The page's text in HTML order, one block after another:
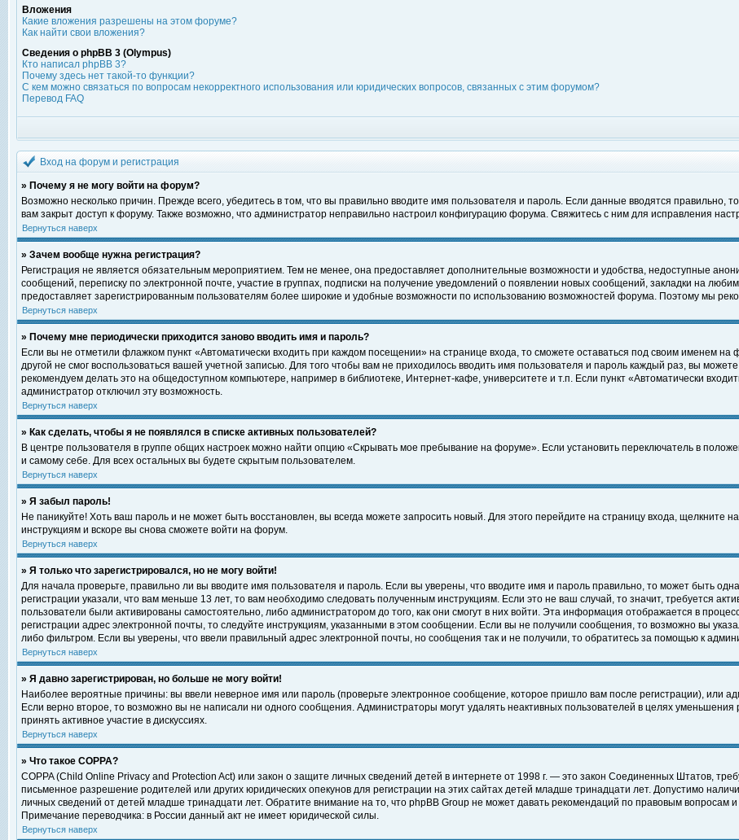
Вложения
Какие вложения разрешены на этом форуме?
Как найти свои вложения?
Сведения о phpBB 3 (Olympus)
Кто написал phpBB 3?
Почему здесь нет такой-то функции?
С кем можно связаться по вопросам некорректного использования или юридических вопросов, связанных с этим форумом?
Перевод FAQ
Вход на форум и регистрация
» Почему я не могу войти на форум?
Возможно несколько причин. Прежде всего, убедитесь в том, что вы правильно вводите имя пользователя и пароль. Если данные вводятся
вам закрыт доступ к форуму. Также возможно, что администратор неправильно настроил конфигурацию форума. Свяжитесь с ним для исправления
Вернуться наверх
» Зачем вообще нужна регистрация?
Регистрация не является обязательным мероприятием. Тем не менее, она предоставляет дополнительные возможности и удобства, недоступные
сообщений, переписку по электронной почте, участие в группах, подписки на получение уведомлений о появлении новых сообщений, закладки на
предоставляет зарегистрированным пользователям более широкие и удобные возможности по использованию возможностей форума. Поэтому мы
Вернуться наверх
» Почему мне периодически приходится заново вводить имя и пароль?
Если вы не отметили флажком пункт «Автоматически входить при каждом посещении» на странице входа, то сможете оставаться под своим именем
другой не смог воспользоваться вашей учетной записью. Для того чтобы вам не приходилось вводить имя пользователя и пароль каждый раз, вы
рекомендуем делать это на общедоступном компьютере, например в библиотеке, Интернет-кафе, университете и т.п. Если пункт «Автоматически
администратор отключил эту возможность.
Вернуться наверх
» Как сделать, чтобы я не появлялся в списке активных пользователей?
В центре пользователя в группе общих настроек можно найти опцию «Скрывать мое пребывание на форуме». Если установить переключатель в
и самому себе. Для всех остальных вы будете скрытым пользователем.
Вернуться наверх
» Я забыл пароль!
Не паникуйте! Хоть ваш пароль и не может быть восстановлен, вы всегда можете запросить новый. Для этого перейдите на страницу входа,
инструкциям и вскоре вы снова сможете войти на форум.
Вернуться наверх
» Я только что зарегистрировался, но не могу войти!
Для начала проверьте, правильно ли вы вводите имя пользователя и пароль. Если вы уверены, что вводите имя и пароль правильно, то может быть
регистрации указали, что вам меньше 13 лет, то вам необходимо следовать полученным инструкциям. Если это не ваш случай, то значит, требуется
пользователи были активированы самостоятельно, либо администратором до того, как они смогут в них войти. Эта информация отображается в
регистрации адрес электронной почты, то следуйте инструкциям, указанными в этом сообщении. Если вы не получили сообщения, то возможно вы
либо фильтром. Если вы уверены, что ввели правильный адрес электронной почты, но сообщения так и не получили, то обратитесь за помощью к
Вернуться наверх
» Я давно зарегистрирован, но больше не могу войти!
Наиболее вероятные причины: вы ввели неверное имя или пароль (проверьте электронное сообщение, которое пришло вам после регистрации), или
Если верно второе, то возможно вы не написали ни одного сообщения. Администраторы могут удалять неактивных пользователей в целях
принять активное участие в дискуссиях.
Вернуться наверх
» Что такое COPPA?
COPPA (Child Online Privacy and Protection Act) или закон о защите личных сведений детей в интернете от 1998 г. — это закон Соединенных Штатов,
письменное разрешение родителей или других юридических опекунов для регистрации на этих сайтах детей младше тринадцати лет. Допустимо
личных сведений от детей младше тринадцати лет. Обратите внимание на то, что phpBB Group не может давать рекомендаций по правовым вопросам
Примечание переводчика: в России данный акт не имеет юридической силы.
Вернуться наверх